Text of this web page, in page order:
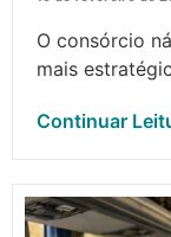
O consórcio
mais
Continuar